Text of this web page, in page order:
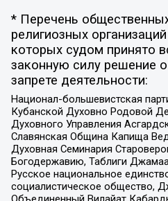
* Перечень
религиозных
которых судом принято
законную силу решение
запрете деятельности:
Национал-большевистская
Кубанской Духовно Родовой
Духовного Управления
Славянская Община Капища
Духовная Семинария
Богодержавию, Таблиги
Русское национальное
социалистическое общество,